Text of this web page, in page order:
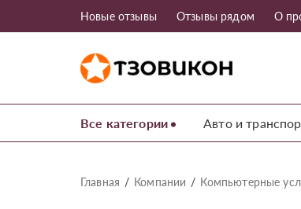
Новые отзывы Отзывы рядом О
Все категории Авто и
Главная Компании Компьютерные